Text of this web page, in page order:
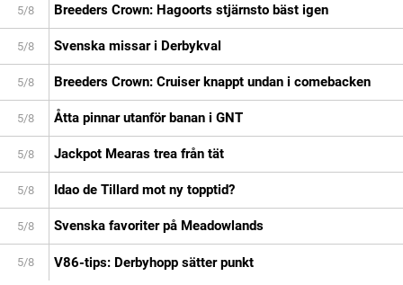
5/8 Breeders Crown: Hagoorts stjärnsto bäst igen
5/8 Svenska missar i Derbykval
5/8 Breeders Crown: Cruiser knappt undan i comebacken
5/8 Åtta pinnar utanför banan i GNT
5/8 Jackpot Mearas trea från tät
5/8 Idao de Tillard mot ny topptid?
5/8 Svenska favoriter på Meadowlands
5/8 V86-tips: Derbyhopp sätter punkt